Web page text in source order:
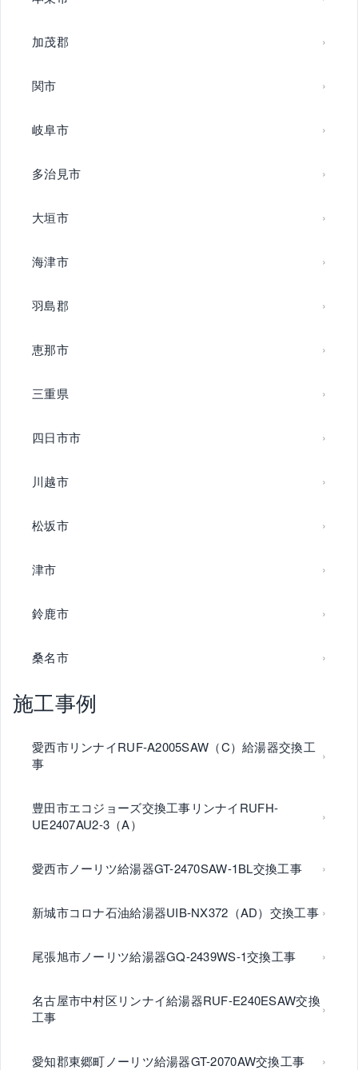
加茂郡
関市
岐阜市
多治見市
大垣市
海津市
羽島郡
恵那市
三重県
四日市市
川越市
松坂市
津市
鈴鹿市
桑名市
施工事例
愛西市リンナイRUF-A2005SAW（C）給湯器交換工
事
豊田市エコジョーズ交換工事リンナイRUFH-
UE2407AU2-3（A）
愛西市ノーリツ給湯器GT-2470SAW-1BL交換工事
新城市コロナ石油給湯器UIB-NX372（AD）交換工事
尾張旭市ノーリツ給湯器GQ-2439WS-1交換工事
名古屋市中村区リンナイ給湯器RUF-E240ESAW交換
工事
愛知郡東郷町ノーリツ給湯器GT-2070AW交換工事